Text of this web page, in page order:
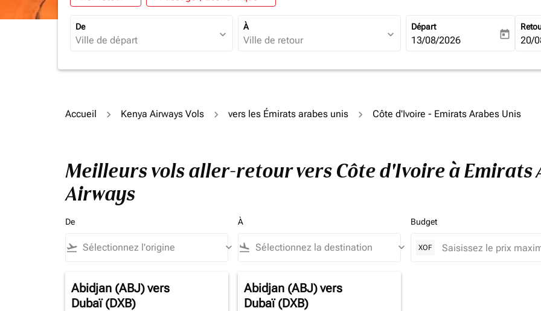
De
expand_more
À
expand_more
Départ
fc-booking-departure-date-
13/08/2026 today fc-
20/
Accueil Kenya Airways Vols vers les Émirats arabes unis Côte d'Ivoire - Emirats Arabes Unis
Meilleurs vols aller-retour vers Côte d'Ivoire à Emirats
Airways
De
flight_takeoff keyboard_arrow_down
À
flight_land keyboard_arrow_down
Budget
XOF
Abidjan (ABJ)vers
Dubaï (DXB)
Abidjan (ABJ)vers
Dubaï (DXB)